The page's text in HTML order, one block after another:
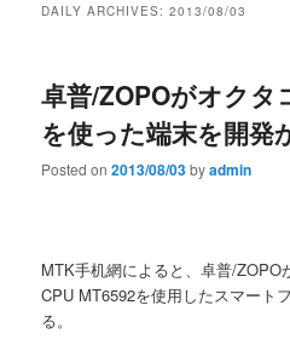
DAILY ARCHIVES:2013/08/03
卓普/ZOPOがオクタ
を使った端末を開発
Posted on2013/08/03byadmin
MTK手机網によると、卓普/ZOPO
CPU MT6592を使用したスマート
る。